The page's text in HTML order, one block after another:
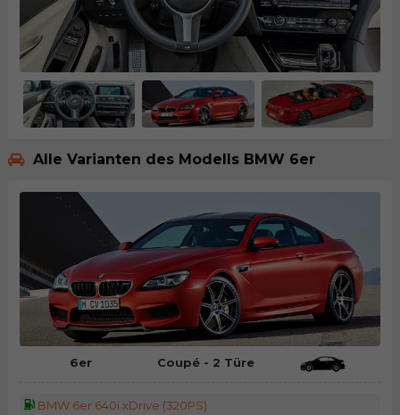
Alle Varianten des Modells BMW 6er
6er Coupé - 2 Türe
BMW 6er 640i xDrive (320PS)